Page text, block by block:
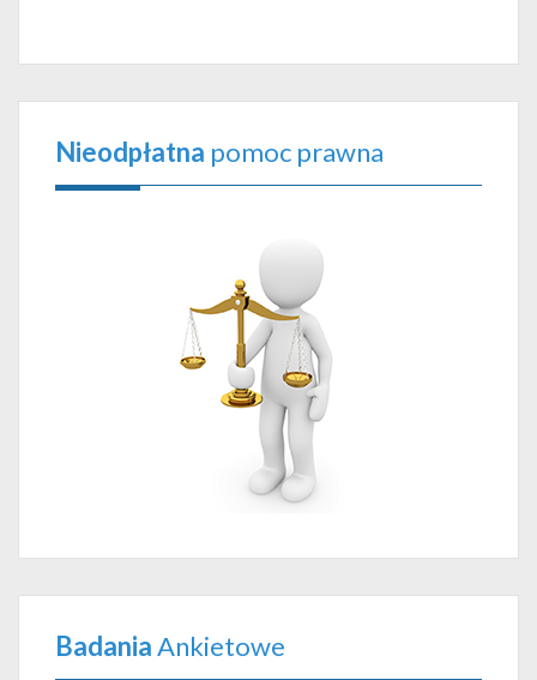
Nieodpłatna pomoc prawna
BadaniaAnkietowe